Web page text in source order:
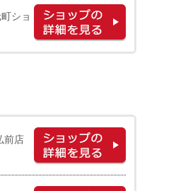
ショ
前店